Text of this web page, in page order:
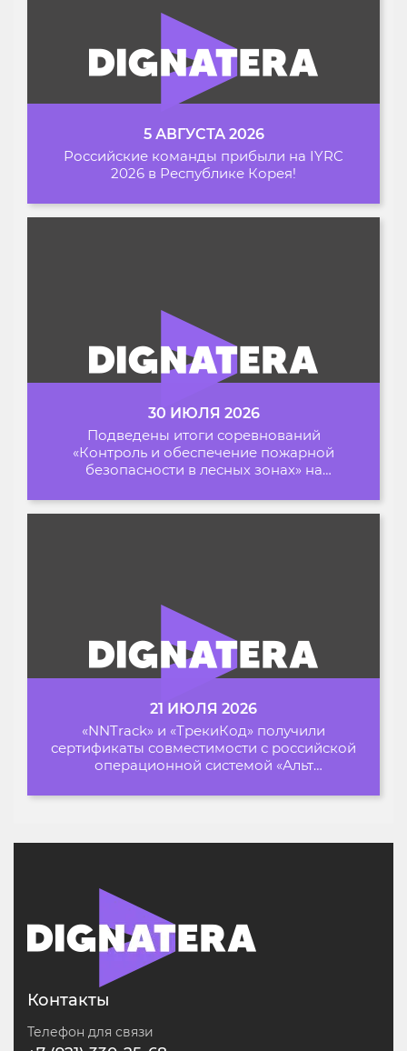
5 АВГУСТА 2026
Российские команды прибыли на IYRC
2026 в Республике Корея!
30 ИЮЛЯ 2026
Подведены итоги соревнований
«Контроль и обеспечение пожарной
безопасности в лесных зонах» на
21 ИЮЛЯ 2026
«NNTrack» и «ТрекиКод» получили
сертификаты совместимости с российской
операционной системой «Альт
Контакты
Телефон для связи